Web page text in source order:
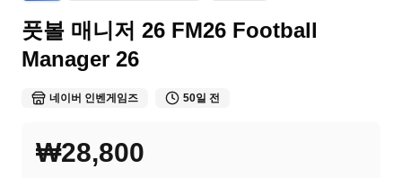
풋볼 매니저 26 FM26 Football
Manager 26
네이버 인벤게임즈 50일 전
₩28,800